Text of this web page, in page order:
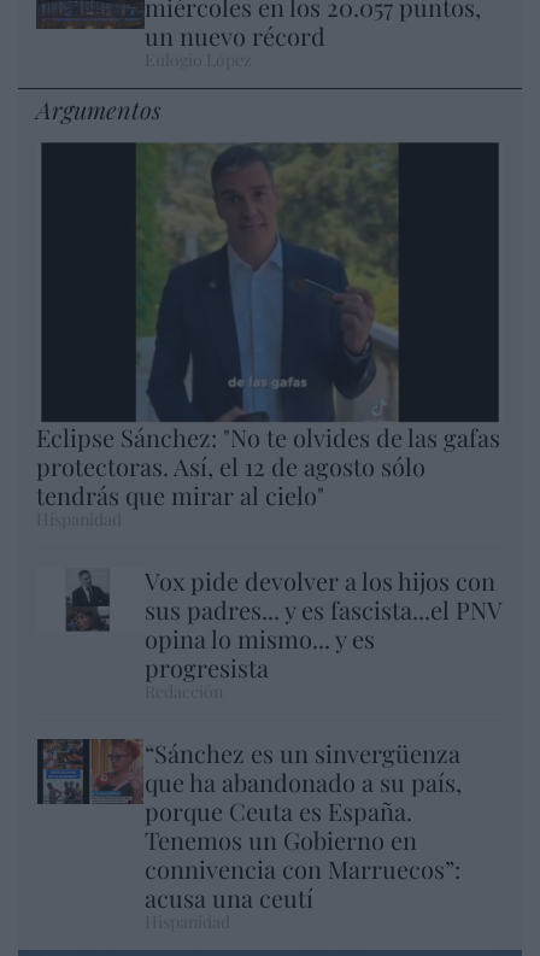
miércoles en los 20.057 puntos,
un nuevo récord
Argumentos
Eclipse Sánchez: "No te olvides de las gafas
protectoras. Así, el 12 de agosto sólo
tendrás que mirar al cielo"
Vox pide devolver a los hijos con
sus padres... y es fascista...el PNV
opina lo mismo... y es
progresista
“Sánchez es un sinvergüenza
que ha abandonado a su país,
porque Ceuta es España.
Tenemos un Gobierno en
connivencia con Marruecos”:
acusa una ceutí